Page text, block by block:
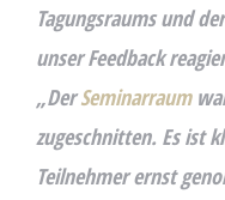
Tagungsraums und
unser Feedback
„DerSeminarraum
zugeschnitten. Es ist
Teilnehmer ernst